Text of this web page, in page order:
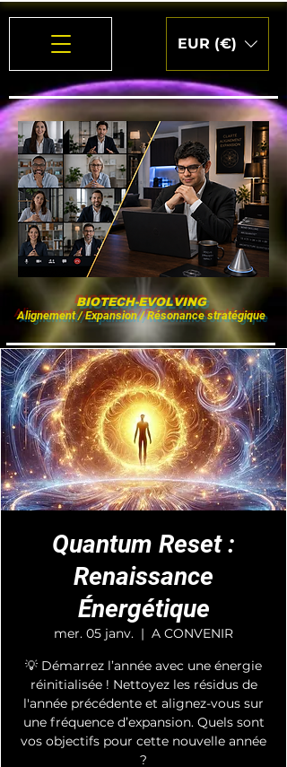
EUR (€)
BIOTECH-EVOLVING
Alignement / Expansion / Résonance stratégique
Quantum Reset :
Renaissance
Énergétique
mer. 05 janv.
  |
A CONVENIR
💡 Démarrez l’année avec une énergie
réinitialisée ! Nettoyez les résidus de
l'année précédente et alignez-vous sur
une fréquence d’expansion. Quels sont
vos objectifs pour cette nouvelle année
?